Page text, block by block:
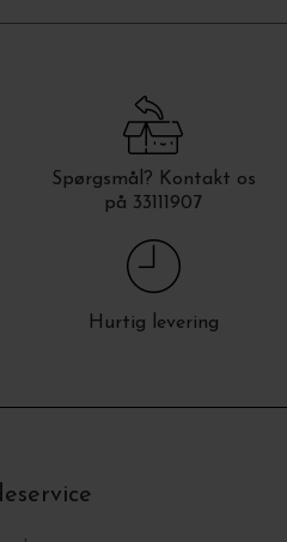
Spørgsmål? Kontakt os
på 33111907
Hurtig levering